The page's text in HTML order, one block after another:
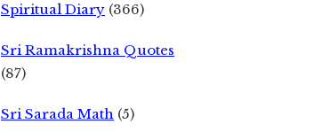
Spiritual Diary (366)
Sri Ramakrishna Quotes
(87)
Sri Sarada Math (5)